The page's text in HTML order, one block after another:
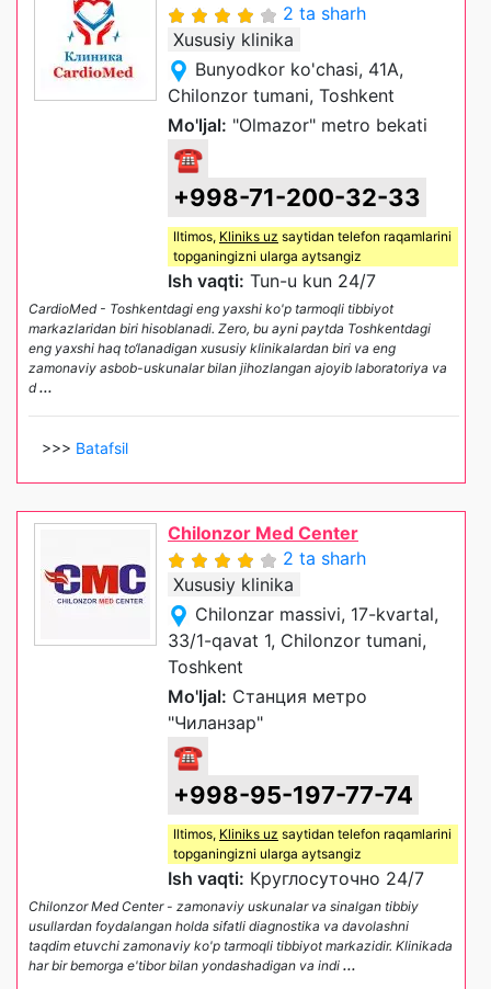
2 ta sharh
Xususiy klinika
Bunyodkor ko'chasi, 41A,
Chilonzor tumani, Toshkent
Mo'ljal: "Olmazor" metro bekati
☎
+998-71-200-32-33
Iltimos, Kliniks uz saytidan telefon raqamlarini
topganingizni ularga aytsangiz
Ish vaqti: Tun-u kun 24/7
CardioMed - Toshkentdagi eng yaxshi ko'p tarmoqli tibbiyot
markazlaridan biri hisoblanadi. Zero, bu ayni paytda Toshkentdagi
eng yaxshi haq to‘lanadigan xususiy klinikalardan biri va eng
zamonaviy asbob-uskunalar bilan jihozlangan ajoyib laboratoriya va
d...
>>> Batafsil
Chilonzor Med Center
2 ta sharh
Xususiy klinika
Chilonzar massivi, 17-kvartal,
33/1-qavat 1, Chilonzor tumani,
Toshkent
Mo'ljal: Станция метро
"Чиланзар"
☎
+998-95-197-77-74
Iltimos, Kliniks uz saytidan telefon raqamlarini
topganingizni ularga aytsangiz
Ish vaqti: Круглосуточно 24/7
Chilonzor Med Center - zamonaviy uskunalar va sinalgan tibbiy
usullardan foydalangan holda sifatli diagnostika va davolashni
taqdim etuvchi zamonaviy ko'p tarmoqli tibbiyot markazidir. Klinikada
har bir bemorga e'tibor bilan yondashadigan va indi ...